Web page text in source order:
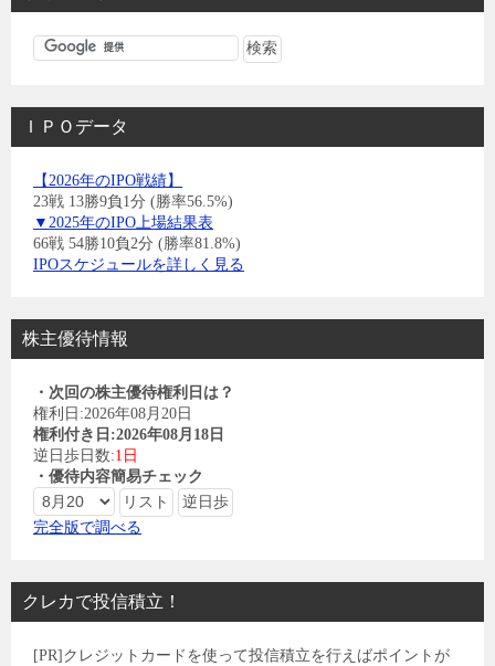
ＩＰＯデータ
【2026年のIPO戦績】
23戦 13勝9負1分 (勝率56.5%)
▼2025年のIPO上場結果表
66戦 54勝10負2分 (勝率81.8%)
IPOスケジュールを詳しく見る
株主優待情報
・次回の株主優待権利日は？
権利日:2026年08月20日
権利付き日:2026年08月18日
逆日歩日数:1日
・優待内容簡易チェック
完全版で調べる
クレカで投信積立！
[PR]クレジットカードを使って投信積立を行えばポイントが